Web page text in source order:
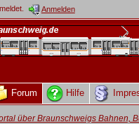
Anmelden
Forum Hilfe
über Braunschweigs Bahnen,